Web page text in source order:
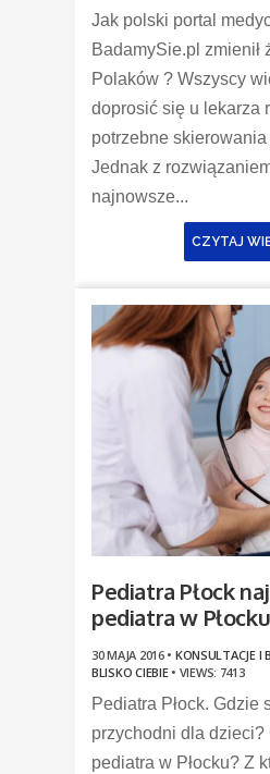
Jak polski portal
BadamySie.pl zmienił
Polaków ? Wszyscy
doprosić się u lekarza
potrzebne
Jednak z
najnowsze...
CZYTAJ
Pediatra Płock
pediatra w Płocku
30 MAJA 2016 • KONSULTACJE I
BLISKO CIEBIE• VIEWS: 7413
Pediatra Płock. Gdzie
przychodni dla
pediatra w Płocku? Z